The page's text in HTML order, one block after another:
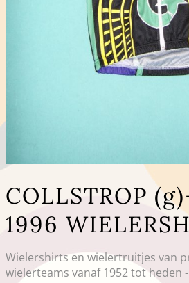
COLLSTROP
1996
Wielershirts en wielertruitjes van
wielerteams vanaf 1952 tot heden